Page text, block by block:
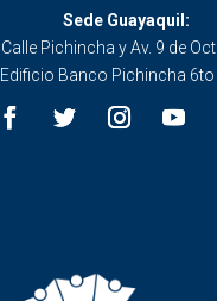
Sede Guayaquil:
Calle Pichincha y Av. 9 de
Edificio Banco Pichincha